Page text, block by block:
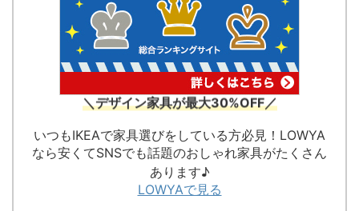
＼デザイン家具が最大30%OFF／
いつもIKEAで家具選びをしている方必見！LOWYA
なら安くてSNSでも話題のおしゃれ家具がたくさん
あります♪
LOWYAで見る